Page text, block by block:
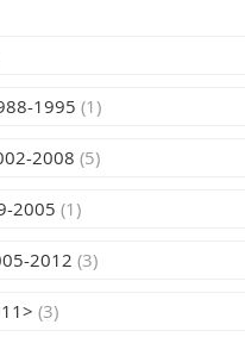
1995 (1)
2008 (5)
2005 (1)
2012 (3)
(3)